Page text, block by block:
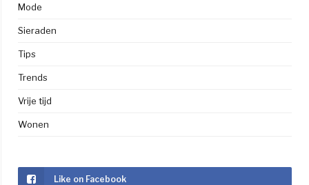
Mode
Sieraden
Tips
Trends
Vrije tijd
Wonen
Like on Facebook